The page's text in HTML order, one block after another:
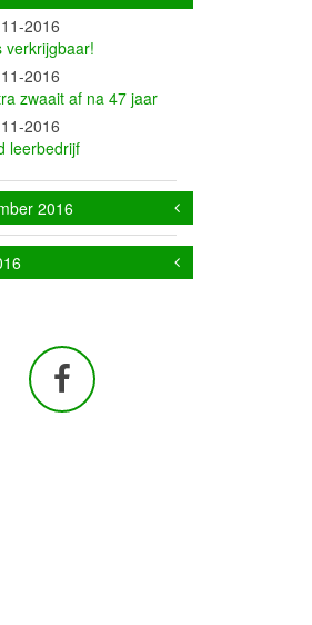
2016
verkrijgbaar!
2016
zwaait af na 47 jaar
2016
leerbedrijf
2016